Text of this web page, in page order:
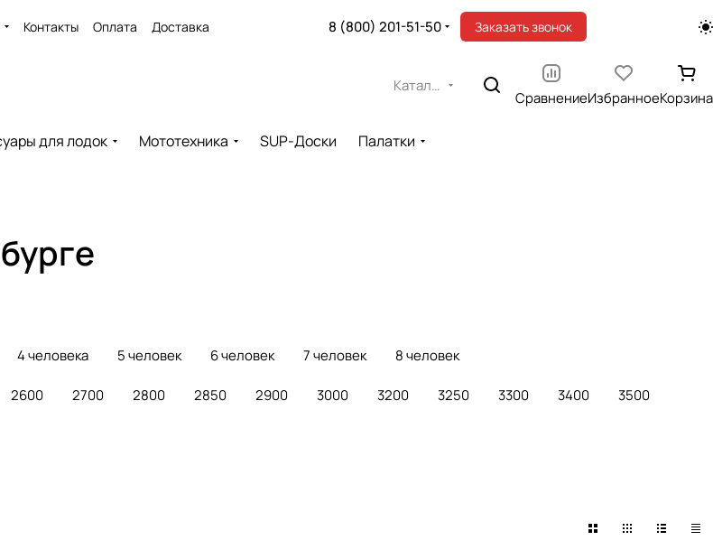
Контакты Оплата Доставка 8 (800) 201-51-50 Заказать звонок
Каталог
СравнениеИзбранноеКорзина
для лодок Мототехника SUP-Доски Палатки
4 человека 5 человек 6 человек 7 человек 8 человек
2600 2700 2800 2850 2900 3000 3200 3250 3300 3400
3500